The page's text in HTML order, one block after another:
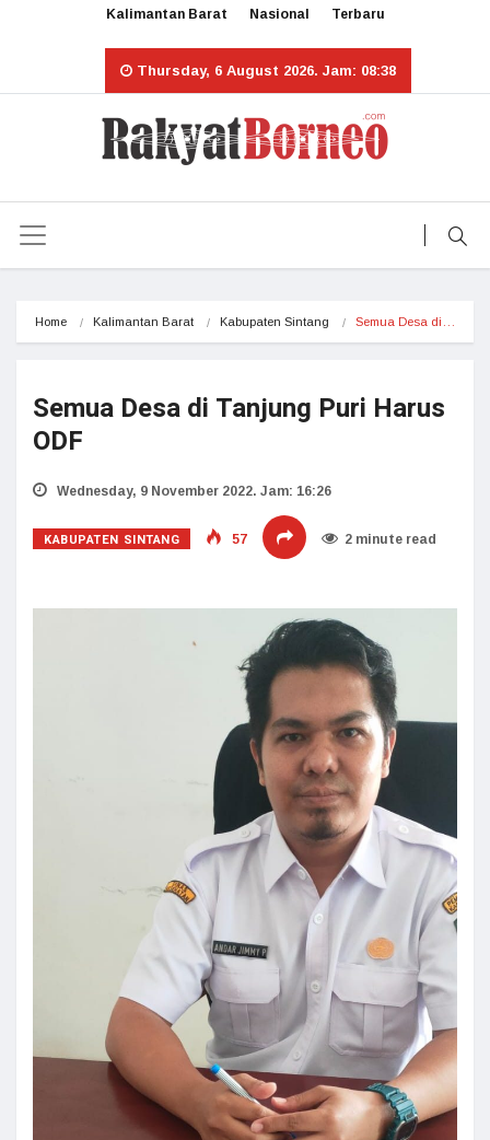
Kalimantan Barat Nasional Terbaru
Thursday, 6 August 2026. Jam: 08:38
Home Kalimantan Barat Kabupaten Sintang Semua Desa di…
Semua Desa di Tanjung Puri Harus
ODF
Wednesday, 9 November 2022. Jam: 16:26
KABUPATEN SINTANG 57 2 minute read